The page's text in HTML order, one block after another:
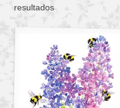
resultados